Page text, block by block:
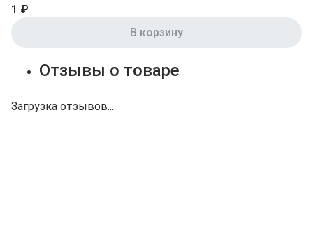
1 ₽
В корзину
Отзывы о товаре
Загрузка отзывов...